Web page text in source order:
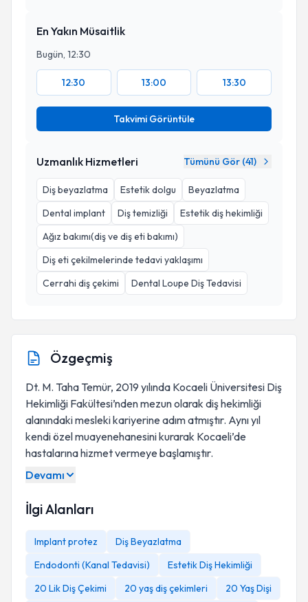
En Yakın Müsaitlik
Bugün, 12:30
12:30 13:00 13:30
Takvimi Görüntüle
Uzmanlık Hizmetleri Tümünü Gör (41)
Diş beyazlatma Estetik dolgu
Beyazlatma
Dental implant
Diş temizliği
Estetik diş hekimliği
Ağız bakımı(diş ve diş eti bakımı)
Diş eti çekilmelerinde tedavi yaklaşımı
Cerrahi diş çekimi
Dental Loupe Diş Tedavisi
Özgeçmiş
Dt. M. Taha Temür, 2019 yılında Kocaeli Üniversitesi Diş
Hekimliği Fakültesi’nden mezun olarak diş hekimliği
alanındaki mesleki kariyerine adım atmıştır. Aynı yıl
kendi özel muayenehanesini kurarak Kocaeli’de
hastalarına hizmet vermeye başlamıştır.
Devamı
İlgi Alanları
Implant protez
Diş Beyazlatma
Endodonti (Kanal Tedavisi)
Estetik Diş Hekimliği
20 Lik Diş Çekimi
20 yaş diş çekimleri
20 Yaş Dişi